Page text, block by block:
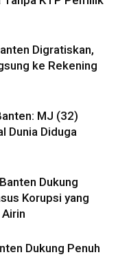
Digratiskan,
ke Rekening
MJ (32)
Dunia Diduga
Dukung
Korupsi yang
Dukung Penuh